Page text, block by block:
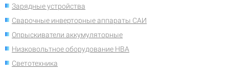
Зарядные устройства
Сварочные инверторные аппараты САИ
Опрыскиватели аккумуляторные
Низковольтное оборудование НВА
Светотехника